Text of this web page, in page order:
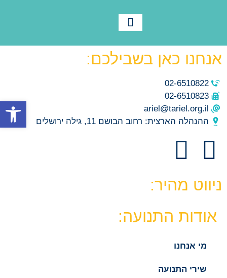
אנחנו כאן בשבילכם:
02-6510822
02-6510823
ariel@tariel.org.il
ההנהלה הארצית: רחוב הבושם 11, גילה ירושלים
ניווט מהיר:
אודות התנועה:
מי אנחנו
שירי התנועה
פתח